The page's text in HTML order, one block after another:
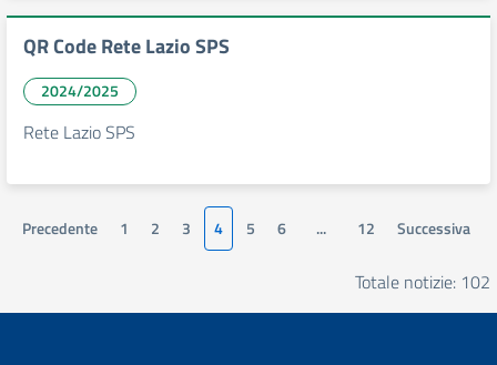
QR Code Rete Lazio SPS
2024/2025
Rete Lazio SPS
Precedente 1 2 3 4 5 6 ... 12 Successiva
Totale notizie: 102